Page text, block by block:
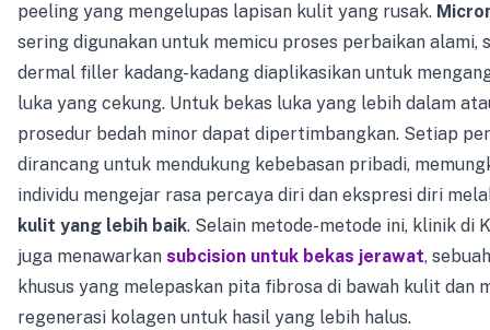
peeling yang mengelupas lapisan kulit yang rusak.
sering digunakan untuk memicu proses perbaikan alami,
dermal filler kadang-kadang diaplikasikan untuk
luka yang cekung. Untuk bekas luka yang lebih dalam
prosedur bedah minor dapat dipertimbangkan. Setiap
dirancang untuk mendukung kebebasan pribadi,
individu mengejar rasa percaya diri dan ekspresi diri
kulit yang lebih baik. Selain metode-metode ini, klinik di
juga menawarkan subcision untuk bekas jerawat,
khusus yang melepaskan pita fibrosa di bawah kulit dan
regenerasi kolagen untuk hasil yang lebih halus.